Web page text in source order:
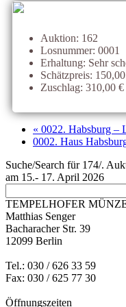
Auktion: 162
Losnummer: 0001
Erhaltung: Sehr
Schätzpreis:
Zuschlag: 310,00 €
« 0022. Habsburg –
0002. Haus
Suche/Search für 174/.
am 15.- 17. April 2026
TEMPELHOFER
Matthias Senger
Bacharacher Str. 39
12099 Berlin
Tel.: 030 / 626 33 59
Fax: 030 / 625 77 30
Öffnungszeiten